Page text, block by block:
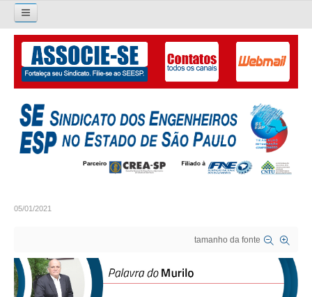
Pesquisar...
O SINDICATO
APRESENTAÇÃO
PALAVRA DO PRESIDENTE
GALERIA EX-PRESIDENTES
05/01/2021
tamanho da fonte